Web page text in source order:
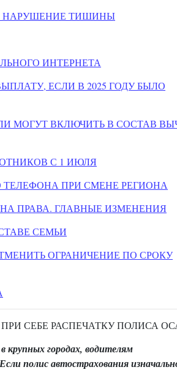
НАРУШЕНИЕ ТИШИНЫ
ИНТЕРНЕТА
ЕСЛИ В 2025 ГОДУ БЫЛО
МОГУТ ВКЛЮЧИТЬ В СОСТАВ
С 1 ИЮЛЯ
ПРИ СМЕНЕ РЕГИОНА
ПРАВА. ГЛАВНЫЕ ИЗМЕНЕНИЯ
СЕМЬИ
ОГРАНИЧЕНИЕ ПО СРОКУ
СЕБЕ РАСПЕЧАТКУ ПОЛИСА
крупных городах, водителям
полис автострахования